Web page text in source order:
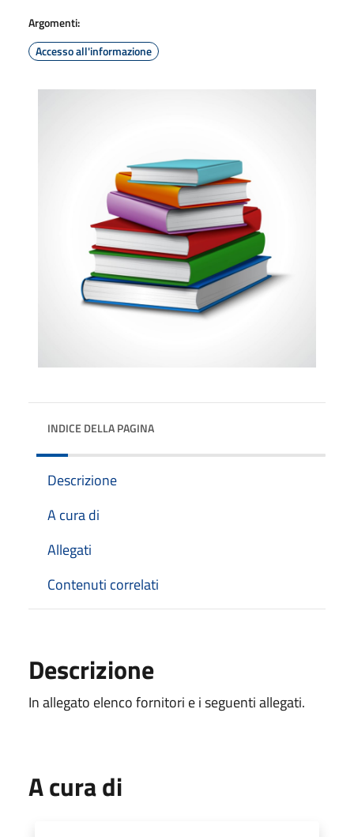
Argomenti:
Accesso all'informazione
INDICE DELLA PAGINA
Descrizione
A cura di
Allegati
Contenuti correlati
Descrizione
In allegato elenco fornitori e i seguenti allegati.
A cura di